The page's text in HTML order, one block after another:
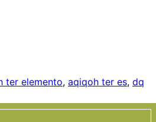
ter elemento, aqiqoh ter es, dq